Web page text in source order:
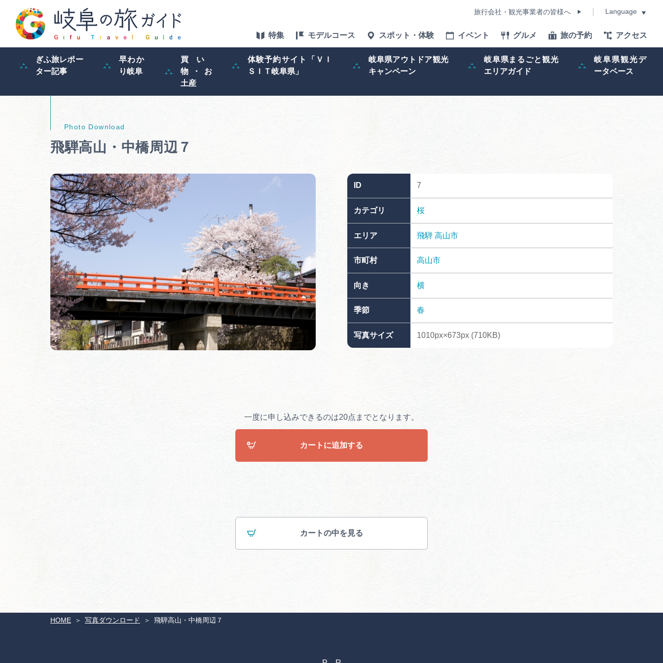
旅行会社・観光事業者の皆様へ Language
特集 モデルコース スポット・体験 イベント グルメ 旅の予約 アクセス
ぎふ旅レポー
ター記事
早わか
り岐阜
買い
物・お
土産
体験予約サイト「ＶＩ
ＳＩＴ岐阜県」
岐阜県アウトドア観光
キャンペーン
岐阜県まるごと観光
エリアガイド
岐阜県観光デ
ータベース
岐阜県アウトドア観光キャン
ペーン
イド
岐阜県観光データベース
HOME 写真ダウンロード 飛騨高山・中橋周辺７
飛騨高山・中橋周辺７
ID 7
カテゴリ 桜
エリア 飛騨 高山市
市町村 高山市
向き 横
季節 春
写真サイズ 1010px×673px (710KB)
一度に申し込みできるのは20点までとなります。
カートに追加する
カートの中を見る